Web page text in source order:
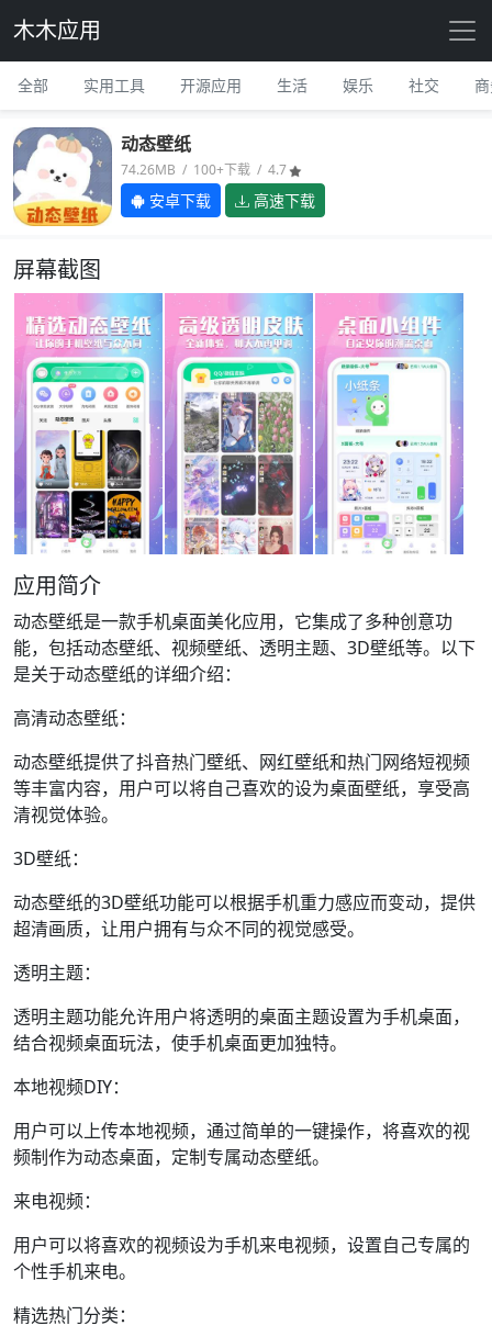
木木应用
全部 实用工具 开源应用 生活 娱乐 社交
动态壁纸
74.26MB / 100+下载 / 4.7
安卓下载 高速下载
屏幕截图
应用简介
动态壁纸是一款手机桌面美化应用，它集成了多种创意功
能，包括动态壁纸、视频壁纸、透明主题、3D壁纸等。以下
是关于动态壁纸的详细介绍：
高清动态壁纸：
动态壁纸提供了抖音热门壁纸、网红壁纸和热门网络短视频
等丰富内容，用户可以将自己喜欢的设为桌面壁纸，享受高
清视觉体验。
3D壁纸：
动态壁纸的3D壁纸功能可以根据手机重力感应而变动，提供
超清画质，让用户拥有与众不同的视觉感受。
透明主题：
透明主题功能允许用户将透明的桌面主题设置为手机桌面，
结合视频桌面玩法，使手机桌面更加独特。
本地视频DIY：
用户可以上传本地视频，通过简单的一键操作，将喜欢的视
频制作为动态桌面，定制专属动态壁纸。
来电视频：
用户可以将喜欢的视频设为手机来电视频，设置自己专属的
个性手机来电。
精选热门分类：